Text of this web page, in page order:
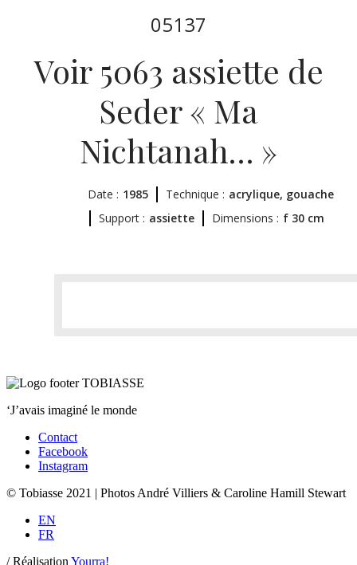
05137
Voir 5063 assiette de
Seder « Ma
Nichtanah… »
Date : 1985 Technique : acrylique, gouache
Support : assiette Dimensions : f 30 cm
‘J’avais imaginé le monde
Contact
Facebook
Instagram
© Tobiasse 2021 | Photos André Villiers & Caroline Hamill Stewart
EN
FR
/Réalisation Yourra!